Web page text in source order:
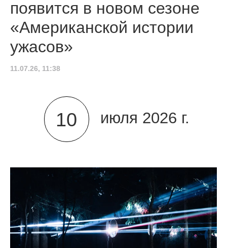
появится в новом сезоне
«Американской истории
ужасов»
11.07.26, 11:38
10 июля 2026 г.